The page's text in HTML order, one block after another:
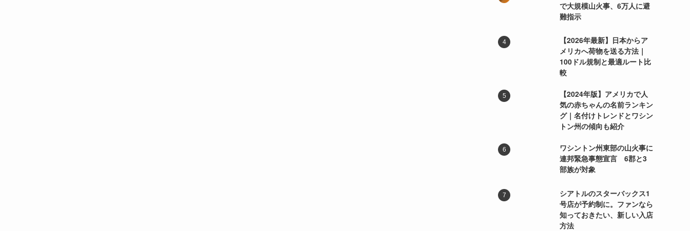
で大規模山火事、6万人に避
難指示
【2026年最新】日本からア
メリカへ荷物を送る方法｜
100ドル規制と最適ルート比
較
【2024年版】アメリカで人
気の赤ちゃんの名前ランキン
グ｜名付けトレンドとワシン
トン州の傾向も紹介
ワシントン州東部の山火事に
連邦緊急事態宣言 6郡と3
部族が対象
シアトルのスターバックス1
号店が予約制に。ファンなら
知っておきたい、新しい入店
方法